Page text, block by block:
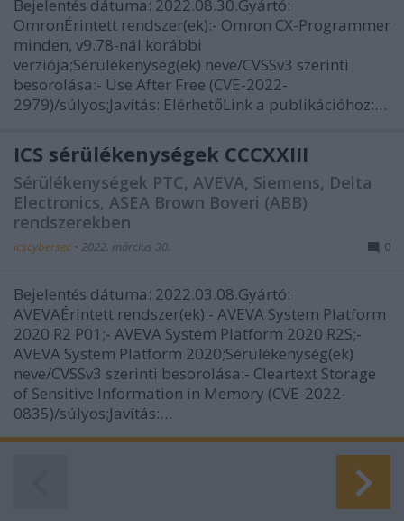
Bejelentés dátuma: 2022.08.30.Gyártó:
OmronÉrintett rendszer(ek):- Omron CX-Programmer
minden, v9.78-nál korábbi
verziója;Sérülékenység(ek) neve/CVSSv3 szerinti
besorolása:- Use After Free (CVE-2022-
2979)/súlyos;Javítás: ElérhetőLink a publikációhoz:…
ICS sérülékenységek CCCXXIII
Sérülékenységek PTC, AVEVA, Siemens, Delta
Electronics, ASEA Brown Boveri (ABB)
rendszerekben
icscybersec • 2022. március 30. 0
Bejelentés dátuma: 2022.03.08.Gyártó:
AVEVAÉrintett rendszer(ek):- AVEVA System Platform
2020 R2 P01;- AVEVA System Platform 2020 R2S;-
AVEVA System Platform 2020;Sérülékenység(ek)
neve/CVSSv3 szerinti besorolása:- Cleartext Storage
of Sensitive Information in Memory (CVE-2022-
0835)/súlyos;Javítás:…